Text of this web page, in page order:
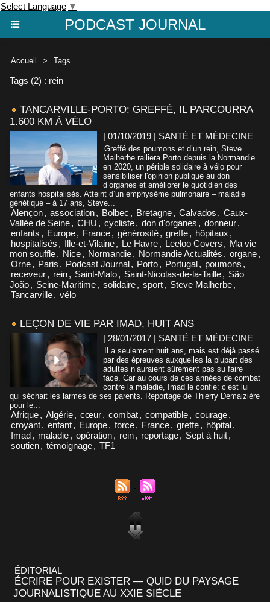
Select Language ▼
PODCAST JOURNAL
Accueil > Tags
Tags (2) : rein
TANCARVILLE-PORTO: GREFFÉ, IL PARCOURRA
1.600 KM À VÉLO
| 01/10/2019 | SANTÉ ET MÉDECINE
Greffé des poumons et d’un rein, Steve
Malherbe ralliera Porto depuis la Normandie
en 2020, un périple solidaire à vélo pour
sensibiliser l'opinion publique au don
d’organes et améliorer le quotidien des
enfants hospitalisés. Atteint d’un emphysème pulmonaire – maladie
génétique – à 17 ans, Steve...
Alençon, association, Bolbec , Bretagne, Calvados , Caux-
Vallée de Seine, CHU , cycliste, don d'organes , donneur,
enfants , Europe, France, générosité, greffe, hôpitaux ,
hospitalisés , Ille-et-Vilaine, Le Havre, Leeloo Covers , Ma vie
mon souffle, Nice, Normandie, Normandie Actualités , organe,
Orne, Paris , Podcast Journal, Porto, Portugal, poumons ,
receveur, rein, Saint-Malo, Saint-Nicolas-de-la-Taille, São
João, Seine-Maritime, solidaire, sport, Steve Malherbe,
Tancarville, vélo
LEÇON DE VIE PAR IMAD, HUIT ANS
| 28/01/2017 | SANTÉ ET MÉDECINE
Il a seulement huit ans, mais est déjà passé
par des épreuves auxquelles la plupart des
adultes n’auraient sûrement pas su faire
face. Car au cours de ces années de combat
contre la maladie, Imad le confie: c’est lui
qui séchait les larmes de ses parents. Reportage de Thierry Demaizière
pour le...
Afrique, Algérie, cœur, combat, compatible, courage,
croyant, enfant, Europe, force, France, greffe, hôpital,
Imad, maladie, opération, rein, reportage, Sept à huit,
soutien, témoignage, TF1
ÉDITORIAL
ÉCRIRE POUR EXISTER — QUID DU PAYSAGE
JOURNALISTIQUE AU XXIE SIÈCLE